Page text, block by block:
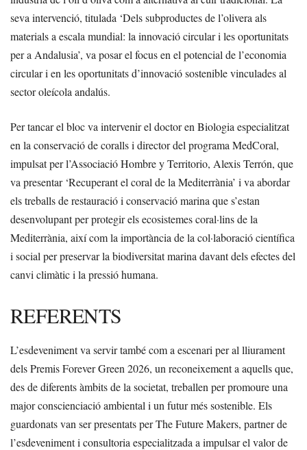
seva intervenció, titulada ‘Dels subproductes de l’olivera als
materials a escala mundial: la innovació circular i les oportunitats
per a Andalusia’, va posar el focus en el potencial de l’economia
circular i en les oportunitats d’innovació sostenible vinculades al
sector oleícola andalús.
Per tancar el bloc va intervenir el doctor en Biologia especialitzat
en la conservació de coralls i director del programa MedCoral,
impulsat per l’Associació Hombre y Territorio, Alexis Terrón, que
va presentar ‘Recuperant el coral de la Mediterrània’ i va abordar
els treballs de restauració i conservació marina que s’estan
desenvolupant per protegir els ecosistemes coral·lins de la
Mediterrània, així com la importància de la col·laboració científica
i social per preservar la biodiversitat marina davant dels efectes del
canvi climàtic i la pressió humana.
REFERENTS
L’esdeveniment va servir també com a escenari per al lliurament
dels Premis Forever Green 2026, un reconeixement a aquells que,
des de diferents àmbits de la societat, treballen per promoure una
major conscienciació ambiental i un futur més sostenible. Els
guardonats van ser presentats per The Future Makers, partner de
l’esdeveniment i consultoria especialitzada a impulsar el valor de